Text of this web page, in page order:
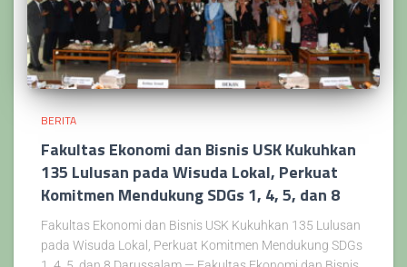
BERITA
Fakultas Ekonomi dan Bisnis USK Kukuhkan
135 Lulusan pada Wisuda Lokal, Perkuat
Komitmen Mendukung SDGs 1, 4, 5, dan 8
Fakultas Ekonomi dan Bisnis USK Kukuhkan 135 Lulusan
pada Wisuda Lokal, Perkuat Komitmen Mendukung SDGs